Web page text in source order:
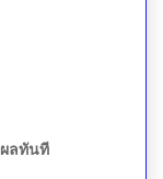
ลทันที